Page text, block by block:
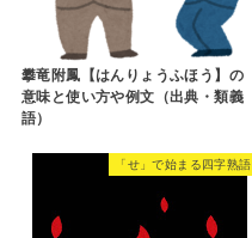
攀竜附鳳【はんりょうふほう】の
意味と使い方や例文（出典・類義
語）
「せ」で始まる四字熟語